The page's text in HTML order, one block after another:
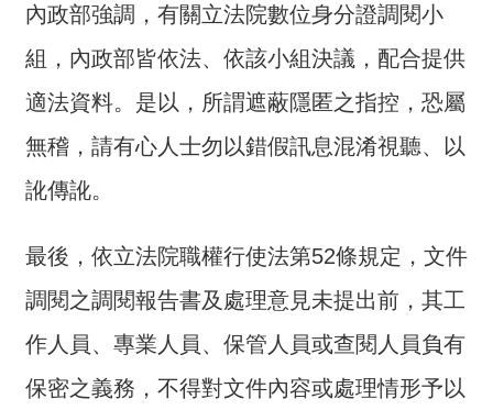
見
問
答
子
RSS
網
站
內政部強調，有關立法院數位身分證調閱小
組，內政部皆依法、依該小組決議，配合提供
適法資料。是以，所謂遮蔽隱匿之指控，恐屬
無稽，請有心人士勿以錯假訊息混淆視聽、以
訛傳訛。
最後，依立法院職權行使法第52條規定，文件
調閱之調閱報告書及處理意見未提出前，其工
作人員、專業人員、保管人員或查閱人員負有
保密之義務，不得對文件內容或處理情形予以